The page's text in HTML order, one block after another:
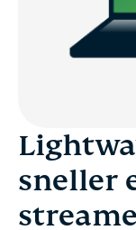
sneller